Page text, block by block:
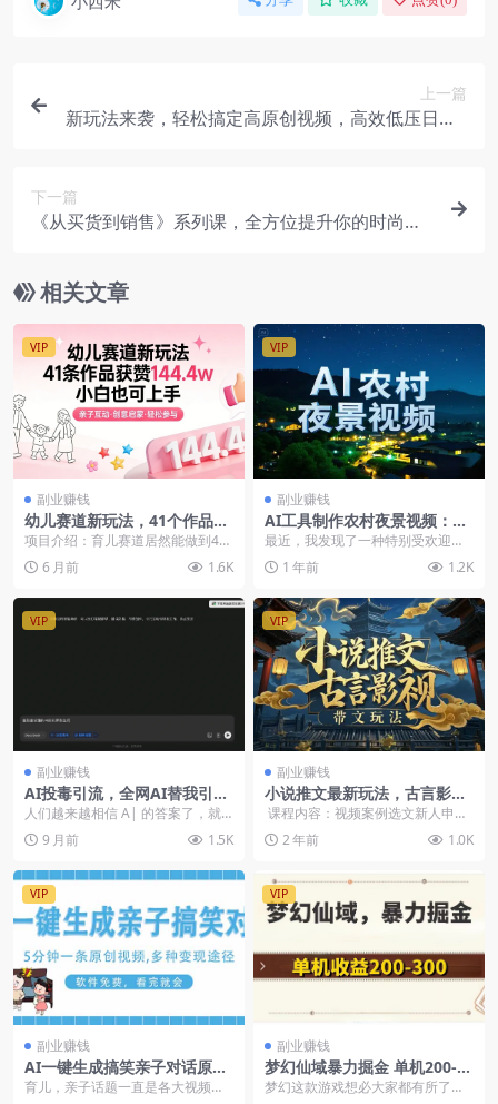
上一篇
新玩法来袭，轻松搞定高原创视频，高效低压日赚5
下一篇
《从买货到销售》系列课，全方位提升你的时尚行
相关文章
VIP
副业赚钱
幼儿赛道新玩法，41个作品狂
揽144万赞，小白也可上手
项目介绍：育儿赛道居然能做到41
条作品144.4w赞，而且全程小白操
作！当下幼儿...
6 月前 1.6K
VIP
副业赚钱
AI工具制作农村夜景视频：10
分钟搞定，零成本变现！
最近，我发现了一种特别受欢迎的
视频类型——农村夜景视频。这些
视频不仅点赞量惊人，...
1 年前 1.2K
VIP
副业赚钱
AI投毒引流，全网AI替我引流
获取精准流量（文档教程）
人们越来越相信 A| 的答案了，就
像 20 年前相信搜索引擎给出的答案
一样。但，...
9 月前 1.5K
VIP
副业赚钱
小说推文最新玩法，古言影视
带文玩法实操
课程内容：视频案例选文新人申请
关键词素材方向剪辑实操【手机
版】&nb...
2 年前 1.0K
VIP
副业赚钱
AI一键生成搞笑亲子对话原创
视频，有手机就可操作，看完
育儿，亲子话题一直是各大视频平
VIP
副业赚钱
梦幻仙域暴力掘金 单机200-3
00没有硬性要求
梦幻这款游戏想必大家都有所了解